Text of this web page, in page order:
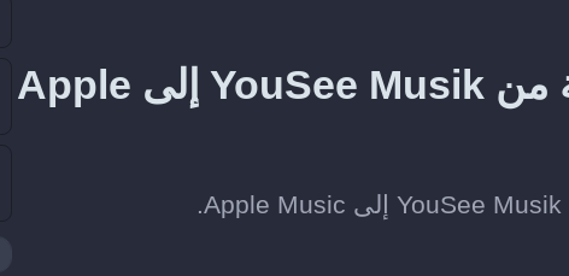
طريقة نقل الألبومات المحفوظة من YouSee Musik إلى Apple